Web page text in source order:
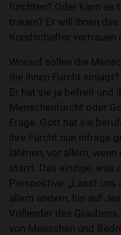
fürchten? Oder kann es
trauen? Er will ihnen
Kundschafter vertrauen
Worauf sollen die
die ihnen Furcht
Er hat sie ja befreit und
Menschenfurcht oder
Frage. Gott hat sie
ihre Furcht nun infrage
lähmen, vor allem,
starrt. Das einzige, was
Perspektive: „Lasst uns
allem andern, hin auf
Vollender des
von Menschen und